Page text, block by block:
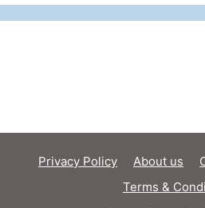
Privacy Policy About us
Terms &